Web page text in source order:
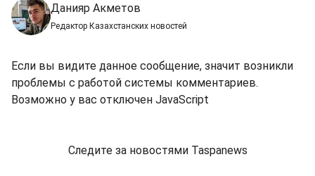
Данияр Акметов
Редактор Казахстанских новостей
Если вы видите данное сообщение, значит возникли
проблемы с работой системы комментариев.
Возможно у вас отключен JavaScript
Следите за новостями Taspanews